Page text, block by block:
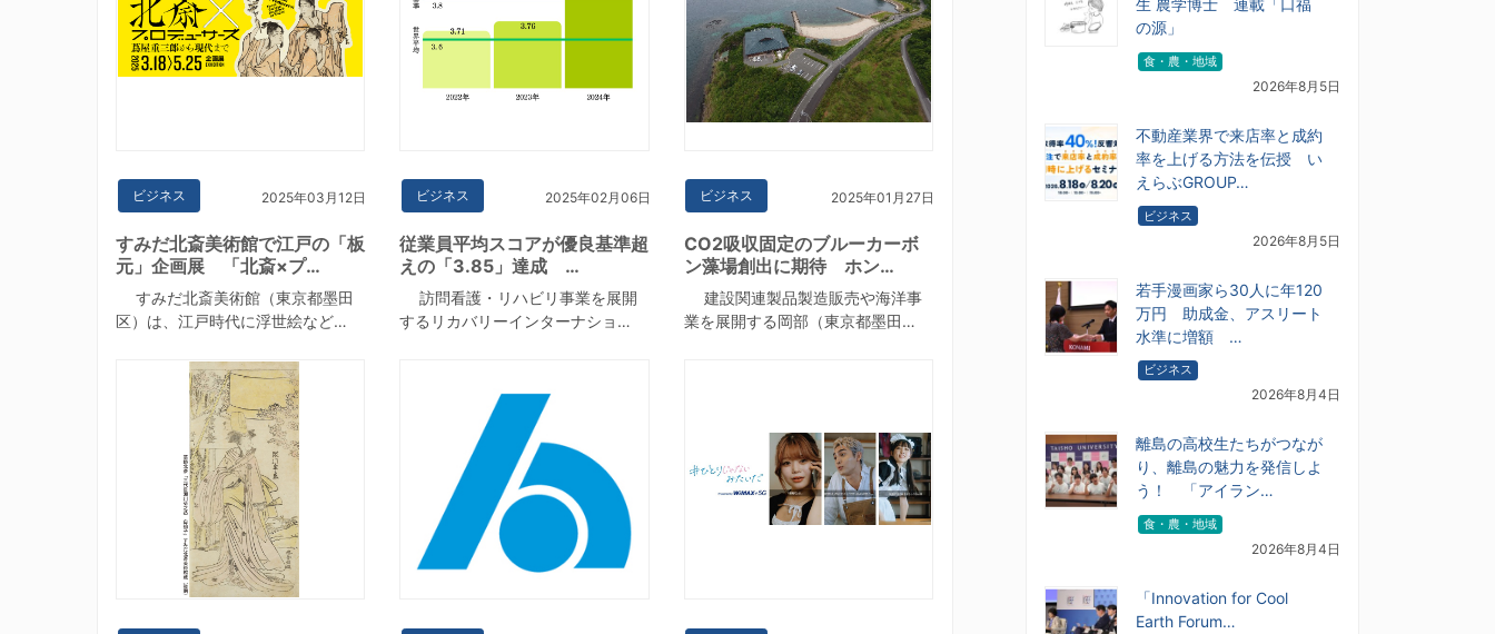
ビジネス 2025年03月12日
すみだ北斎美術館で江戸の「板
元」企画展 「北斎×プ…
すみだ北斎美術館（東京都墨田
区）は、江戸時代に浮世絵など…
ビジネス 2025年02月06日
従業員平均スコアが優良基準超
えの「3.85」達成 …
訪問看護・リハビリ事業を展開
するリカバリーインターナショ…
ビジネス 2025年01月27日
CO2吸収固定のブルーカーボ
ン藻場創出に期待 ホン…
建設関連製品製造販売や海洋事
業を展開する岡部（東京都墨田…
生 農学博士 連載「口福
の源」
食・農・地域
2026年8月5日
不動産業界で来店率と成約
率を上げる方法を伝授 い
えらぶGROUP…
ビジネス
2026年8月5日
若手漫画家ら30人に年120
万円 助成金、アスリート
水準に増額 …
ビジネス
2026年8月4日
離島の高校生たちがつなが
り、離島の魅力を発信しよ
う！ 「アイラン…
食・農・地域
2026年8月4日
「Innovation for Cool
Earth Forum…